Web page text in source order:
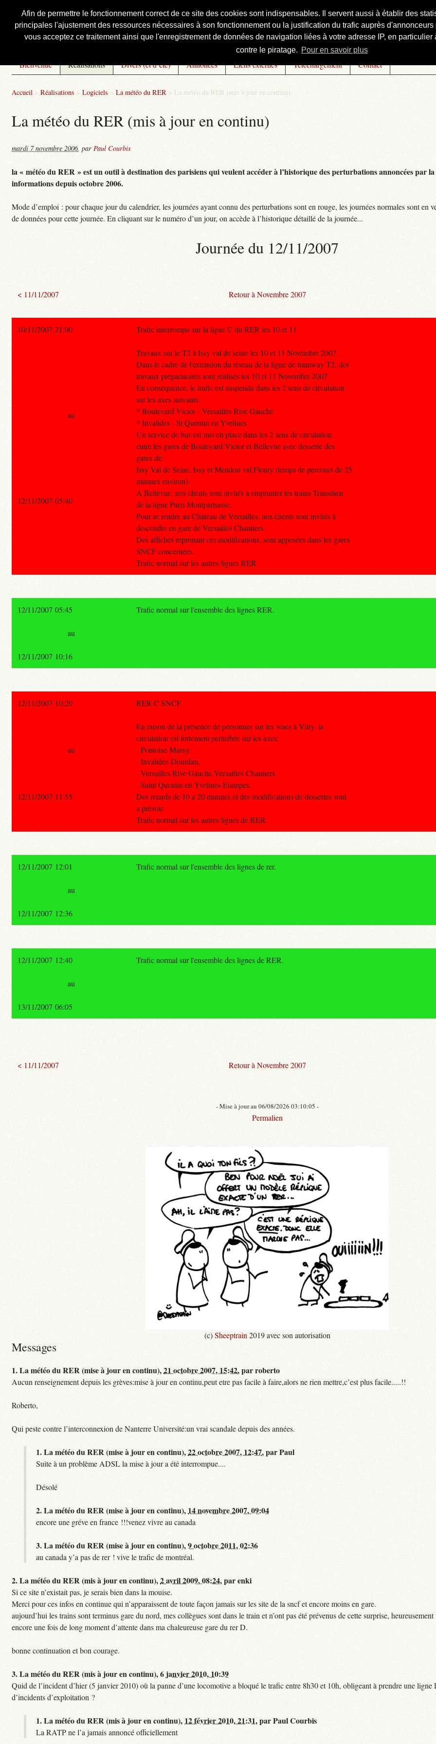
Afin de permettre le fonctionnement correct de ce site des cookies sont indispensables. Il servent aussi à établir des
principales l'ajustement des ressources nécessaires à son fonctionnement ou la justification du trafic auprès
vous acceptez ce traitement ainsi que l'enregistrement de données de navigation liées à votre adresse IP, en
contre le piratage. Pour en savoir plus
Courbis, « LE » Blog Officiel
Bienvenue Réalisations Divers (et d’été) Annonces Liens externes Téléchargement Contact
Accueil > Réalisations > Logiciels > La météo du RER > La météo du RER (mis à jour en continu)
La météo du RER (mis à jour en continu)
mardi 7 novembre 2006, par Paul Courbis
la « météo du RER » est un outil à destination des parisiens qui veulent accéder à l’historique des perturbations annoncées par
informations depuis octobre 2006.
Mode d’emploi : pour chaque jour du calendrier, les journées ayant connu des perturbations sont en rouge, les journées normales sont en
de données pour cette journée. En cliquant sur le numéro d’un jour, on accède à l’historique détaillé de la journée...
Journée du 12/11/2007
< 11/11/2007 Retour à Novembre 2007
10/11/2007 21:00 Trafic interrompu sur la ligne C du RER les 10 et 11
Travaux sur le T2 à Issy val de seine les 10 et 11 Novembre 2007
Dans le cadre de l'extension du réseau de la ligne de tramway T2, des
travaux préparatoires sont réalisés les 10 et 11 Novembre 2007.
En conséquence, le trafic est suspendu dans les 2 sens de circulation
sur les axes suivants:
* Boulevard Victor - Versailles Rive Gauche
* Invalides - St Quentin en Yvelines
Un service de bus est mis en place dans les 2 sens de circulation
entre les gares de Boulevard Victor et Bellevue avec desserte des
gares de:
Issy Val de Seine, Issy et Meudon val Fleury (temps de percours de 25
minutes environ).
A Bellevue, nos clients sont invités à emprunter les trains Transilien
de la ligne Paris Montparnasse.
Pour se rendre au Château de Versailles, nos clients sont invités à
descendre en gare de Versailles Chantiers.
Des affiches reprenant ces modifications, sont apposées dans les gares
SNCF concernées.
Trafic normal sur les autres lignes RER
au
12/11/2007 05:40
12/11/2007 05:45 Trafic normal sur l'ensemble des lignes RER.
au
12/11/2007 10:16
12/11/2007 10:20 RER C SNCF
En raison de la présence de personnes sur les voies à Vitry, la
circulation est fortement perturbée sur les axes:
- Pontoise-Massy,
- Invalides-Dourdan,
- Versailles Rive Gauche-Versailles Chantiers,
- Saint Quentin en Yvelines-Etampes.
Des retards de 10 a 20 minutes et des modifications de dessertes sont
a prévoir.
Trafic normal sur les autres lignes de RER.
au
12/11/2007 11:55
12/11/2007 12:01 Trafic normal sur l'ensemble des lignes de rer.
au
12/11/2007 12:36
12/11/2007 12:40 Trafic normal sur l'ensemble des lignes de RER.
au
13/11/2007 06:05
< 11/11/2007 Retour à Novembre 2007
- Mise à jour au 06/08/2026 03:10:05 -
Permalien
(c)Sheeptrain 2019 avec son autorisation
Messages
1.La météo du RER (mise à jour en continu),21 octobre 2007, 15:42,parroberto
Aucun renseignement depuis les grèves:mise à jour en continu,peut etre pas facile à faire,alors ne rien mettre,c’est plus facile.....!!
Roberto,
Qui peste contre l’interconnexion de Nanterre Université:un vrai scandale depuis des années.
1.La météo du RER (mise à jour en continu),22 octobre 2007, 12:47,parPaul
Suite à un problème ADSL la mise à jour a été interrompue....
Désolé
2.La météo du RER (mise à jour en continu), 14 novembre 2007, 09:04
encore une gréve en france !!!venez vivre au canada
3.La météo du RER (mise à jour en continu),9 octobre 2011, 02:36
au canada y’a pas de rer ! vive le trafic de montréal.
2.La météo du RER (mis à jour en continu),2 avril 2009, 08:24,parenki
Si ce site n’existait pas, je serais bien dans la mouise.
Merci pour ces infos en continue qui n’apparaissent de toute façon jamais sur les site de la sncf et encore moins en gare.
aujourd’hui les trains sont terminus gare du nord, mes collègues sont dans le train et n’ont pas été prévenus de cette surprise,
encore une fois de long moment d’attente dans ma chaleureuse gare du rer D.
bonne continuation et bon courage.
3.La météo du RER (mis à jour en continu),6 janvier 2010, 10:39
Quid de l’incident d’hier (5 janvier 2010) où la panne d’une locomotive a bloqué le trafic entre 8h30 et 10h, obligeant à prendre une
d’incidents d’exploitation ?
1.La météo du RER (mis à jour en continu), 12 février 2010, 21:31,parPaul Courbis
La RATP ne l’a jamais annoncé officiellement